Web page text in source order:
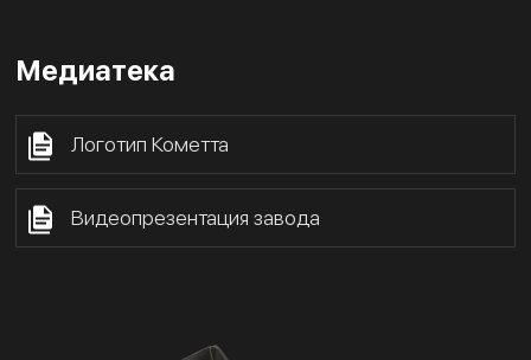
Медиатека
Логотип Кометта
Видеопрезентация завода